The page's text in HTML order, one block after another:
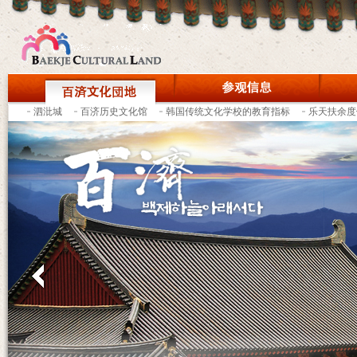
泗沘城 百济历史文化馆 韩国传统文化学校的教育指标 乐天扶余